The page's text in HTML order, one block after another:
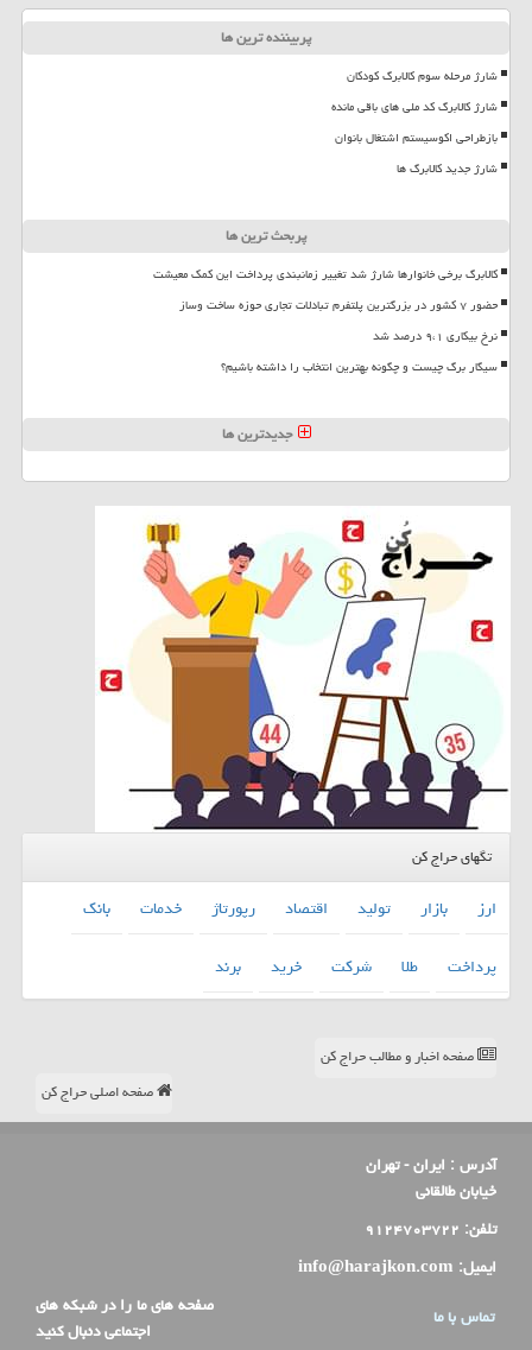
پربیننده ترین ها
شارژ مرحله سوم کالابرگ کودکان
شارژ کالابرگ کد ملی های باقی مانده
بازطراحی اکوسیستم اشتغال بانوان
شارژ جدید کالابرگ ها
پربحث ترین ها
کالابرگ برخی خانوارها شارژ شد تغییر زمانبندی پرداخت این کمک معیشت
حضور ۷ کشور در بزرگترین پلتفرم تبادلات تجاری حوزه ساخت وساز
نرخ بیکاری ۹،۱ درصد شد
سیگار برگ چیست و چگونه بهترین انتخاب را داشته باشیم؟
جدیدترین ها
تگهای حراج کن
ارز بازار تولید اقتصاد رپورتاژ خدمات
بانك
پرداخت
طلا شركت خرید برند
صفحه اخبار و مطالب حراج کن
صفحه اصلی حراج کن
آدرس : ایران - تهران
خیابان طالقانی
تلفن: ۹۱۲۴۷۰۳۷۲۲
ایمیل: info@harajkon.com
تماس با ما
صفحه های ما را در شبکه های
اجتماعی دنبال کنید